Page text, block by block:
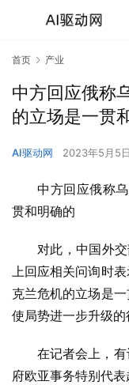
首页 产业
中方回应俄称
的立场是一贯
AI驱动网 2023年5月5
中方回应俄称
贯和明确的
对此，中国外
上回应相关问询时
克兰危机的立场是
使局势进一步升级的
在记者会上，
府欧亚事务特别代表